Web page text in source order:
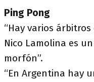
Ping Pong
“Hay varios
Nico Lamolina es
morfón”.
“En Argentina hay